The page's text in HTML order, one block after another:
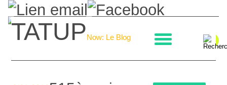
La boulangerie
TATUPNow: Le Blog